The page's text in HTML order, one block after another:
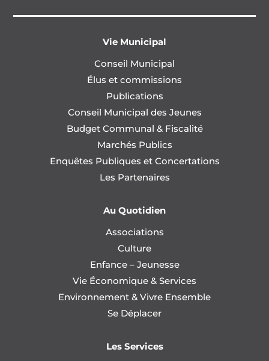
Vie Municipal
Conseil Municipal
Élus et commissions
Publications
Conseil Municipal des Jeunes
Budget Communal & Fiscalité
Marchés Publics
Enquêtes Publiques et Concertations
Les Partenaires
Au Quotidien
Associations
Culture
Enfance – Jeunesse
Vie Économique & Services
Environnement & Vivre Ensemble
Se Déplacer
Les Services